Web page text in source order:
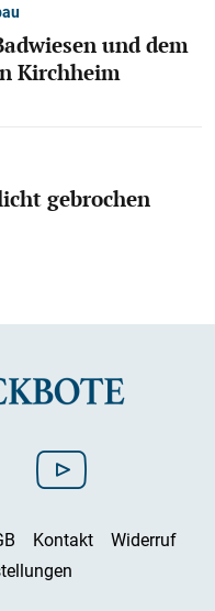
und dem
Kirchheim
gebrochen
Kontakt
Widerruf